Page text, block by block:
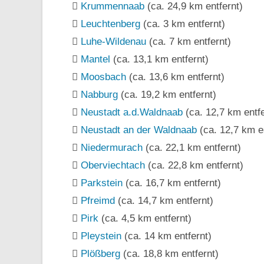
Krummennaab (ca. 24,9 km entfernt)
Leuchtenberg (ca. 3 km entfernt)
Luhe-Wildenau (ca. 7 km entfernt)
Mantel (ca. 13,1 km entfernt)
Moosbach (ca. 13,6 km entfernt)
Nabburg (ca. 19,2 km entfernt)
Neustadt a.d.Waldnaab (ca. 12,7 km
Neustadt an der Waldnaab (ca. 12,7 km
Niedermurach (ca. 22,1 km entfernt)
Oberviechtach (ca. 22,8 km entfernt)
Parkstein (ca. 16,7 km entfernt)
Pfreimd (ca. 14,7 km entfernt)
Pirk (ca. 4,5 km entfernt)
Pleystein (ca. 14 km entfernt)
Plößberg (ca. 18,8 km entfernt)